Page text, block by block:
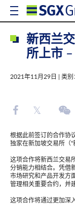
新西兰
所上市
2021年11月29日 | 类别
根据此前签订的合作协
独家在新加坡交易所（“
这项合作将新西兰交易
分销能力相结合。凭借
市场研究和产品开发方
管理相关重要合约，并
这项合作将通过更加深